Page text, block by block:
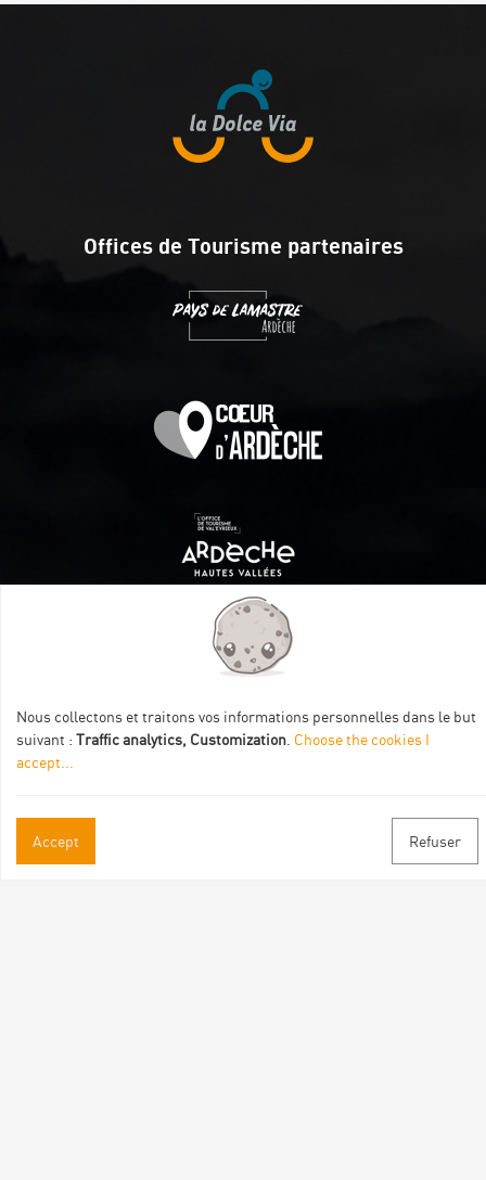
Offices de Tourisme partenaires
Itinéraire aménagé par les Communautés de communes
Val Eyrieux, du Pays de Lamastre et la CAPCA avec le soutien
Nous collectons et traitons vos informations personnelles dans le but
suivant : Traffic analytics, Customization Choose the cookies I
accept
Accept Refuser